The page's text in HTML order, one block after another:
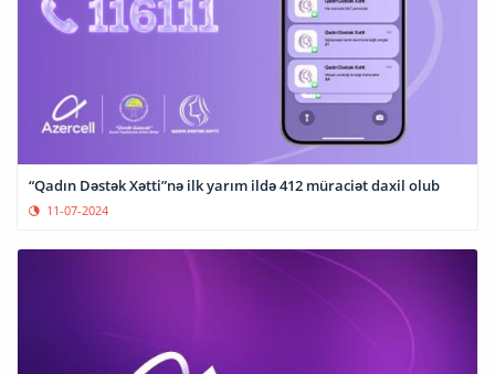
“Qadın Dəstək Xətti”nə ilk yarım ildə 412 müraciət daxil olub
11-07-2024